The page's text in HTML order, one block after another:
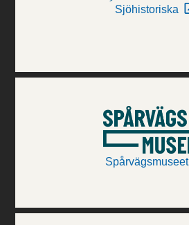
Sjöhistoriska
Spårvägsmuseet